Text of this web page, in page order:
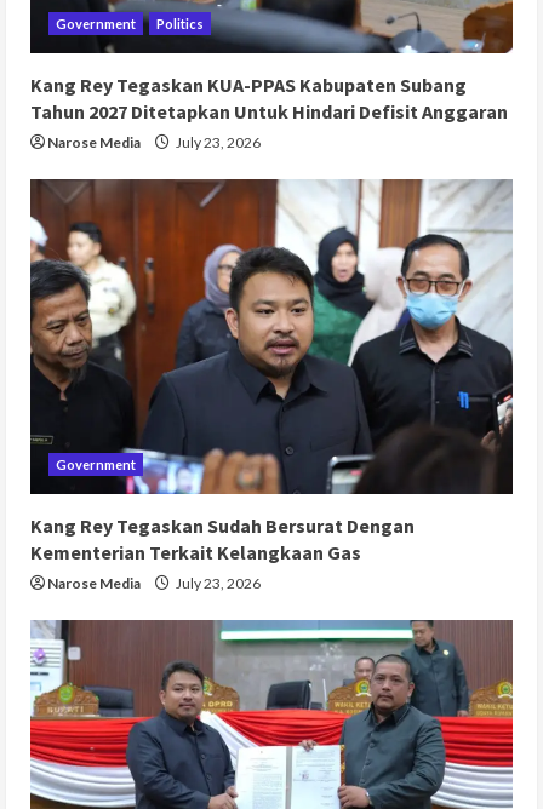
Government Politics
Kang Rey Tegaskan KUA-PPAS Kabupaten Subang
Tahun 2027 Ditetapkan Untuk Hindari Defisit Anggaran
Narose Media July 23, 2026
Government
Kang Rey Tegaskan Sudah Bersurat Dengan
Kementerian Terkait Kelangkaan Gas
Narose Media July 23, 2026